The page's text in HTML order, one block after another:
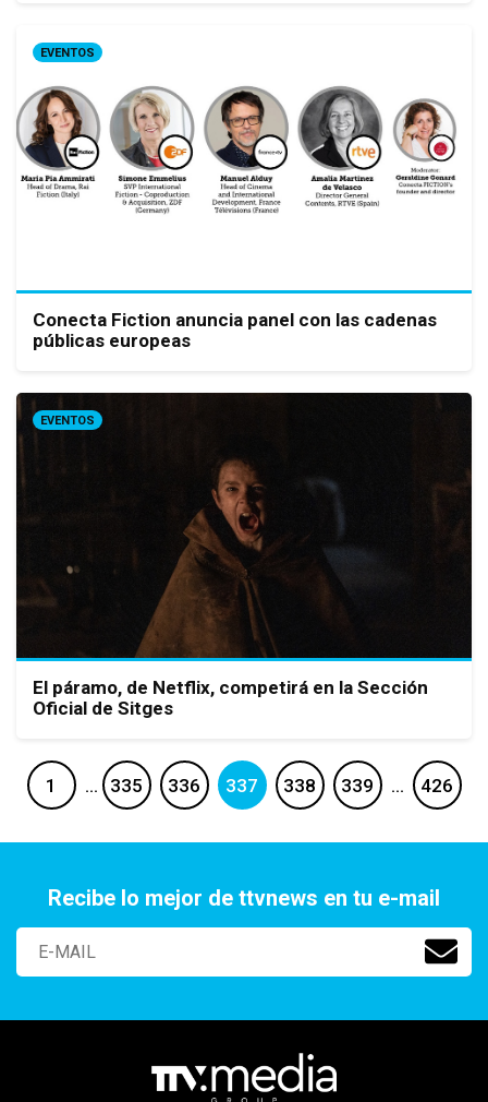
EVENTOS
Conecta Fiction anuncia panel con las cadenas
públicas europeas
EVENTOS
El páramo, de Netflix, competirá en la Sección
Oficial de Sitges
1 … 335 336 337 338 339 … 426
Recibe lo mejor de ttvnews en tu e-mail